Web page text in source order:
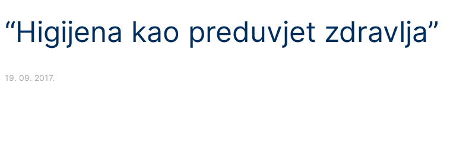
“Higijena kao preduvjet zdravlja”
19. 09. 2017.